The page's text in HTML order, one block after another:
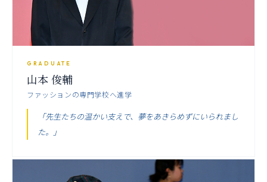
GRADUATE
山本 俊輔
ファッションの専門学校へ進学
「先生たちの温かい支えで、夢をあきらめずにいられまし
た。」